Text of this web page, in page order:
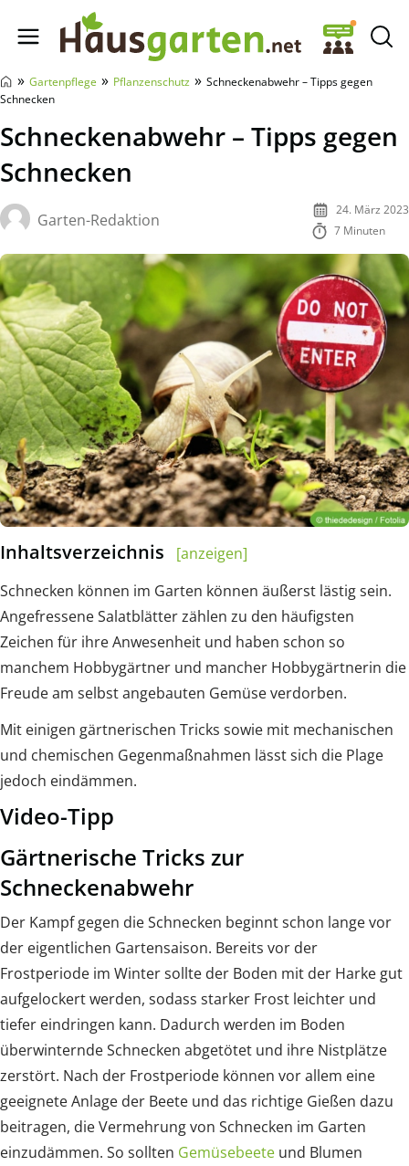
Hausgarten.net
» Gartenpflege » Pflanzenschutz » Schneckenabwehr – Tipps gegen
Schnecken
Schneckenabwehr – Tipps gegen
Schnecken
Garten-Redaktion
24. März 2023
7 Minuten
Inhaltsverzeichnis
[anzeigen]
Schnecken können im Garten können äußerst lästig sein.
Angefressene Salatblätter zählen zu den häufigsten
Zeichen für ihre Anwesenheit und haben schon so
manchem Hobbygärtner und mancher Hobbygärtnerin die
Freude am selbst angebauten Gemüse verdorben.
Mit einigen gärtnerischen Tricks sowie mit mechanischen
und chemischen Gegenmaßnahmen lässt sich die Plage
jedoch eindämmen.
Video-Tipp
Gärtnerische Tricks zur
Schneckenabwehr
Der Kampf gegen die Schnecken beginnt schon lange vor
der eigentlichen Gartensaison. Bereits vor der
Frostperiode im Winter sollte der Boden mit der Harke gut
aufgelockert werden, sodass starker Frost leichter und
tiefer eindringen kann. Dadurch werden im Boden
überwinternde Schnecken abgetötet und ihre Nistplätze
zerstört. Nach der Frostperiode können vor allem eine
geeignete Anlage der Beete und das richtige Gießen dazu
beitragen, die Vermehrung von Schnecken im Garten
einzudämmen. So sollten Gemüsebeete und Blumen